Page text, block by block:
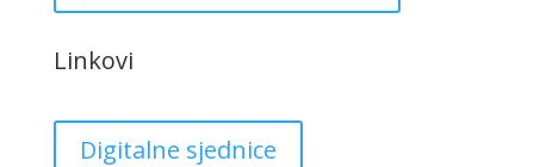
Linkovi
Digitalne sjednice